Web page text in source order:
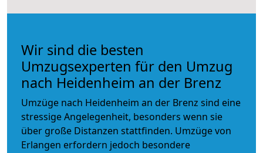
Wir sind die besten
Umzugsexperten für den Umzug
nach Heidenheim an der Brenz
Umzüge nach Heidenheim an der Brenz sind eine
stressige Angelegenheit, besonders wenn sie
über große Distanzen stattfinden. Umzüge von
Erlangen erfordern jedoch besondere